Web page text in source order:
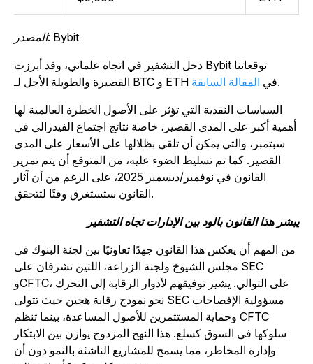
المصدر: Bybit
دخل التشفير في اتجاه علماني، وقد أبرزت Bybit توقعاتنا
القصيرة والطويلة الأجل لـ BTC و ETH فيالمقالة السابقة
السياسات النقدية التي تؤثر على الأصول الخطرة العالمية لها
أهمية أكبر على المدى القصير، خاصة نتائج اجتماع الفيدرالي في
سبتمبر، والتي يمكن أن تلقي بظلالها على الأسعار على المدى
القصير. كما تم تسليط الضوء عليه، من المتوقع أن يتم تمرير
القانون في نوفمبر/ديسمبر 2025، على الرغم من أن آثار
هذا القانون بالود بين الإدارات تجاه التشفير
من المهم أن يعكس هذا القانون جهدًا تعاونيًا بين لجنة البنوك في
مجلس الشيوخ ولجنة الزراعة، اللتين تشرفان على SEC
وCFTC، على التوالي. يشير توفيقهم لأدوار الرقابة إلى التحرك
نحو نموذج رقابة هجين حيث تتولى SEC مسؤولية الإفصاحات
وحماية المستثمرين للأصول المساعدة، بينما تنظم CFTC
سلوكها في السوق كسلع. هذا النهج المزدوج يوازن بين الابتكار
وإدارة المخاطر، مما يسمح للمشاريع الناشئة بالنمو دون أن